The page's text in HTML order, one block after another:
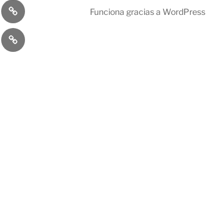
A
devolución
Contacta
Funciona gracias a WordPress